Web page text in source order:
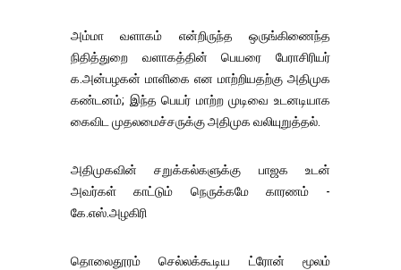
அம்மா வளாகம் என்றிருந்த ஒருங்கிணைந்த
நிதித்துறை வளாகத்தின் பெயரை பேராசிரியர்
க.அன்பழகன் மாளிகை என மாற்றியதற்கு அதிமுக
கண்டனம்; இந்த பெயர் மாற்ற முடிவை உடனடியாக
கைவிட முதலமைச்சருக்கு அதிமுக வலியுறுத்தல்.
அதிமுகவின் சறுக்கல்களுக்கு பாஜக உடன்
அவர்கள் காட்டும் நெருக்கமே காரணம் -
கே.எஸ்.அழகிரி
தொலைதூரம் செல்லக்கூடிய ட்ரோன் மூலம்